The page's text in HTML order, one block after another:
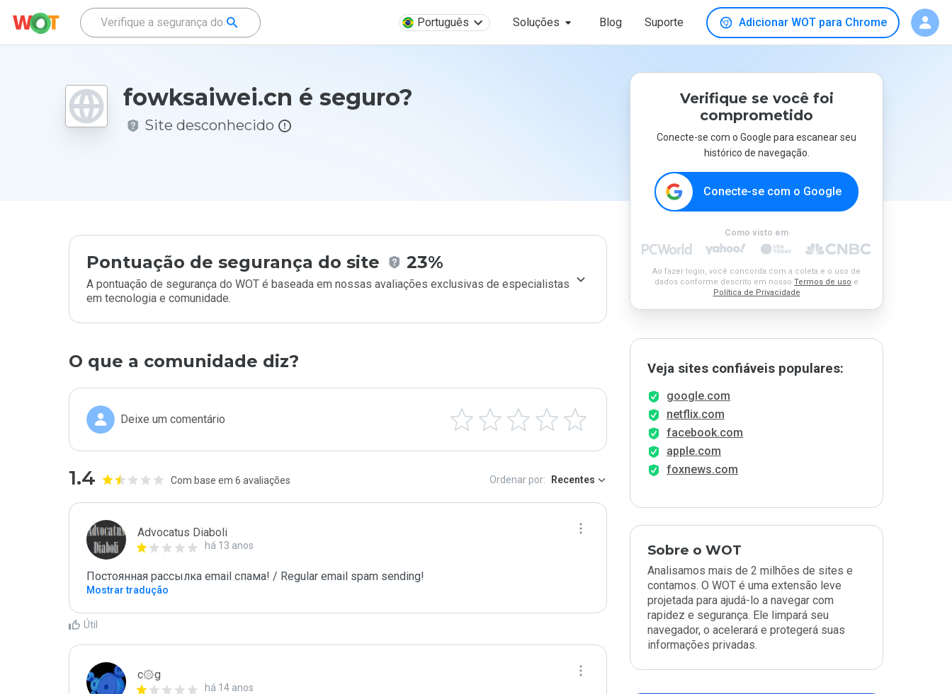
Português Soluções Blog Suporte Adicionar WOT para Chrome
fowksaiwei.cn é seguro?
Site desconhecido
Pontuação de segurança do site 23%
A pontuação de segurança do WOT é baseada em nossas avaliações exclusivas de especialistas
em tecnologia e comunidade.
O que a comunidade diz?
Deixe um comentário
1.4 Com base em 6 avaliações Ordenar por: Recentes
Advocatus Diaboli
há 13 anos
Постоянная рассылка email спама! / Regular email spam sending!
Mostrar tradução
Útil
c۞g
há 14 anos
Verifique se você foi
comprometido
Conecte-se com o Google para escanear seu
histórico de navegação.
Conecte-se com o Google
Como visto em
Ao fazer login, você concorda com a coleta e o uso de
dados conforme descrito em nosso Termos de uso e
Política de Privacidade
Veja sites confiáveis populares:
google.com
netflix.com
facebook.com
apple.com
foxnews.com
Sobre o WOT
Analisamos mais de 2 milhões de sites e
contamos. O WOT é uma extensão leve
projetada para ajudá-lo a navegar com
rapidez e segurança. Ele limpará seu
navegador, o acelerará e protegerá suas
informações privadas.